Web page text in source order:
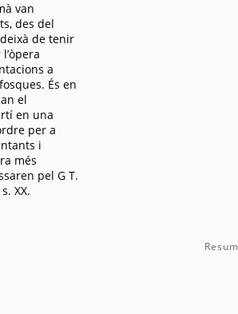
van
des del
de tenir
a
És en
el
en una
per a
i
més
pel G T.
XX.